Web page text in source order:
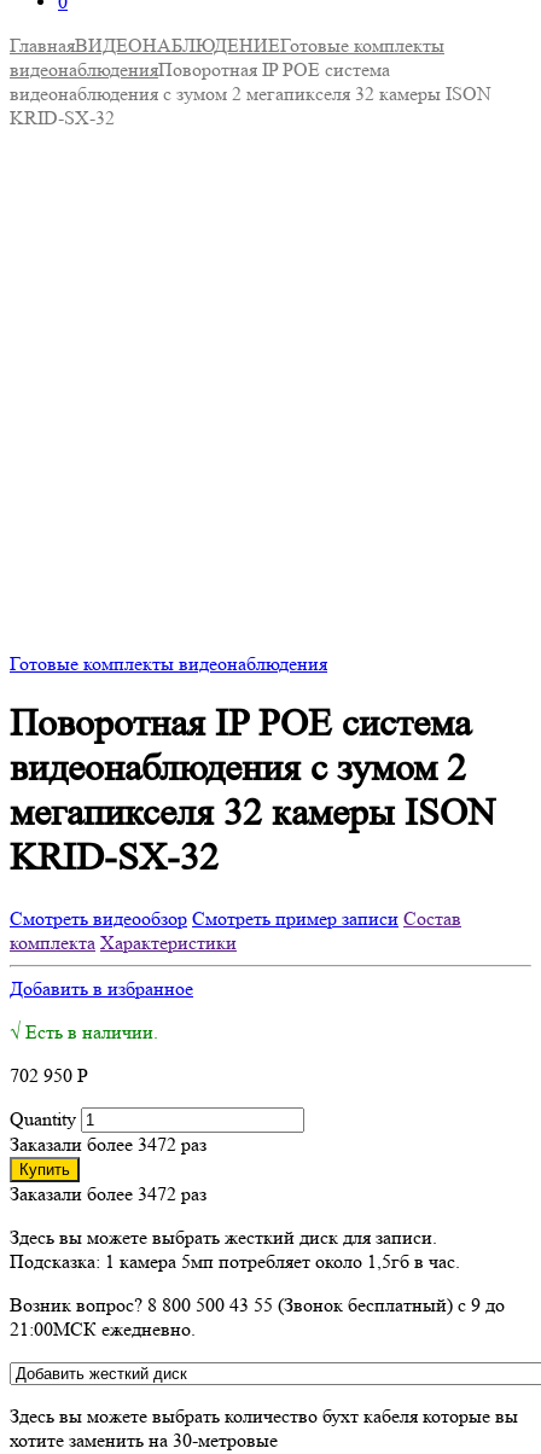
ГлавнаяВИДЕОНАБЛЮДЕНИЕГотовые комплекты
видеонаблюденияПоворотная IP POE система
видеонаблюдения с зумом 2 мегапикселя 32 камеры ISON
KRID-SX-32
Готовые комплекты видеонаблюдения
Поворотная IP POE система
видеонаблюдения с зумом 2
мегапикселя 32 камеры ISON
KRID-SX-32
Смотреть видеообзор Смотреть пример записи Состав
комплекта Характеристики
Добавить в избранное
√ Есть в наличии.
702 950 Р
Quantity
Заказали более 3472 раз
Купить
Заказали более 3472 раз
Здесь вы можете выбрать жесткий диск для записи.
Подсказка: 1 камера 5мп потребляет около 1,5гб в час.
Возник вопрос? 8 800 500 43 55 (Звонок бесплатный) с 9 до
21:00МСК ежедневно.
Здесь вы можете выбрать количество бухт кабеля которые вы
хотите заменить на 30-метровые